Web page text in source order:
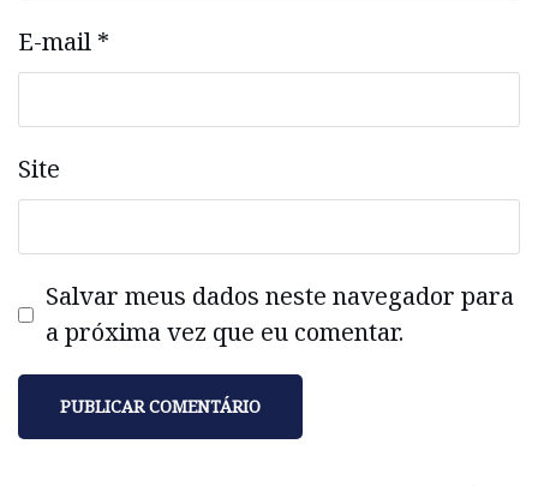
E-mail *
Site
Salvar meus dados neste navegador para
a próxima vez que eu comentar.